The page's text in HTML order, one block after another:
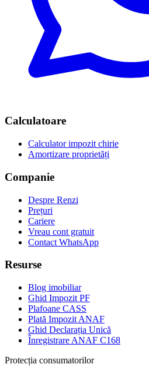
Calculatoare
Calculator impozit chirie
Amortizare proprietăți
Companie
Despre Renzi
Prețuri
Cariere
Vreau cont gratuit
Contact WhatsApp
Resurse
Blog imobiliar
Ghid Impozit PF
Plafoane CASS
Plată Impozit ANAF
Ghid Declarația Unică
Înregistrare ANAF C168
Protecția consumatorilor